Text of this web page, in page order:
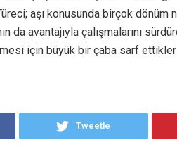
aşı konusunda birçok dönüm
da avantajıyla çalışmalarını
için büyük bir çaba sarf
Tweetle